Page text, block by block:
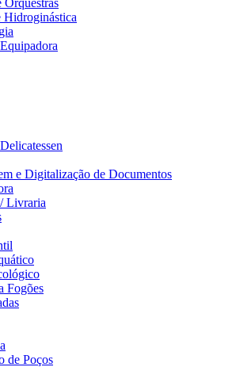
Orquestras
Hidroginástica
e Digitalização de Documentos
Livraria
Fogões
de Poços